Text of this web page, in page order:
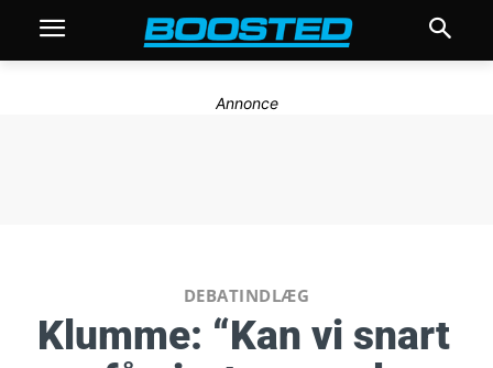
Annonce
DEBATINDLÆG
Klumme: “Kan vi snart